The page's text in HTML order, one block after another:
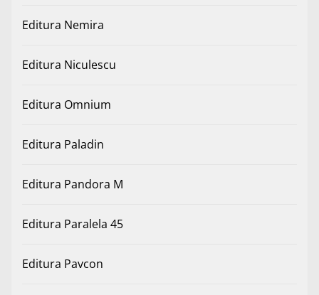
Editura Nemira
Editura Niculescu
Editura Omnium
Editura Paladin
Editura Pandora M
Editura Paralela 45
Editura Pavcon